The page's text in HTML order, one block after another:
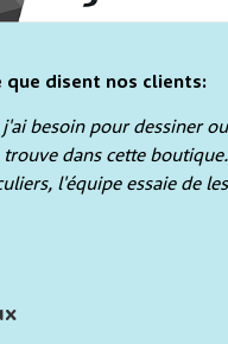
que disent nos clients:
j'ai besoin pour dessiner
trouve dans cette
l'équipe essaie de